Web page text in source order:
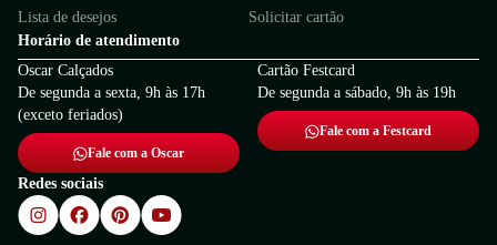
Lista de desejos
Solicitar cartão
Horário de atendimento
Oscar Calçados
De segunda a sexta, 9h às 17h
(exceto feriados)
Fale com a Oscar
Cartão Festcard
De segunda a sábado, 9h às 19h
Fale com a Festcard
Redes sociais